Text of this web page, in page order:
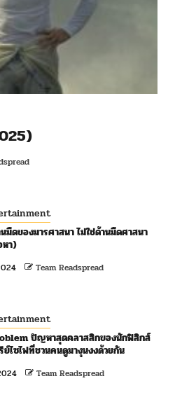
มืดของมารศาสนา ไม่ใช่ด้านมืดศาสนา
หา)
Team Readspread
ปัญหาสุดคลาสสิกของนักฟิสิกส์
ไซไฟที่ชวนคนดูมางุนงงด้วยกัน
Team Readspread